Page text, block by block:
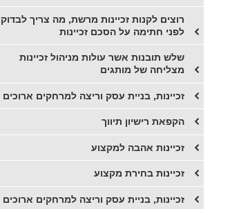
רוצים לקנות זכיינות מרשת, מה צריך לבדוק
לפני חתימה על הסכם זכיינות
שלש תובנות אשר עולות מניהול זכיינות
מצליחה של מותגים
זכיינות, בניית עסק וריצה למרחקים ארוכים
הקפאת רישיון תיווך
זכיינות אהבה למקצוע
זכיינות בחירת מקצוע
זכיינות, בניית עסק וריצה למרחקים ארוכים